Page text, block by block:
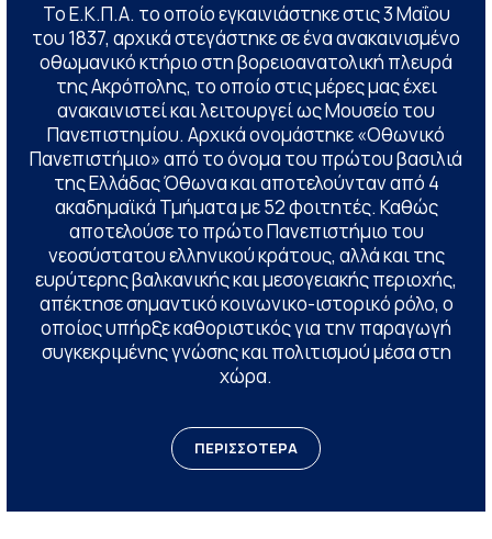
Το Ε.Κ.Π.Α. το οποίο εγκαινιάστηκε στις 3 Μαΐου
του 1837, αρχικά στεγάστηκε σε ένα ανακαινισμένο
οθωμανικό κτήριο στη βορειοανατολική πλευρά
της Ακρόπολης, το οποίο στις μέρες μας έχει
ανακαινιστεί και λειτουργεί ως Μουσείο του
Πανεπιστημίου. Αρχικά ονομάστηκε «Οθωνικό
Πανεπιστήμιο» από το όνομα του πρώτου βασιλιά
της Ελλάδας Όθωνα και αποτελούνταν από 4
ακαδημαϊκά Τμήματα με 52 φοιτητές. Καθώς
αποτελούσε το πρώτο Πανεπιστήμιο του
νεοσύστατου ελληνικού κράτους, αλλά και της
ευρύτερης βαλκανικής και μεσογειακής περιοχής,
απέκτησε σημαντικό κοινωνικο-ιστορικό ρόλο, ο
οποίος υπήρξε καθοριστικός για την παραγωγή
συγκεκριμένης γνώσης και πολιτισμού μέσα στη
χώρα.
ΠΕΡΙΣΣΟΤΕΡΑ